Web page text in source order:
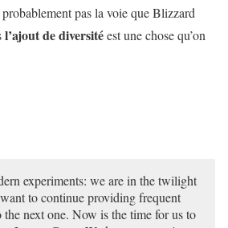
probablement pas la voie que Blizzard
l’ajout de diversitéest une chose qu’on
experiments: we are in the twilight
to continue providing frequent
next one. Now is the time for us to